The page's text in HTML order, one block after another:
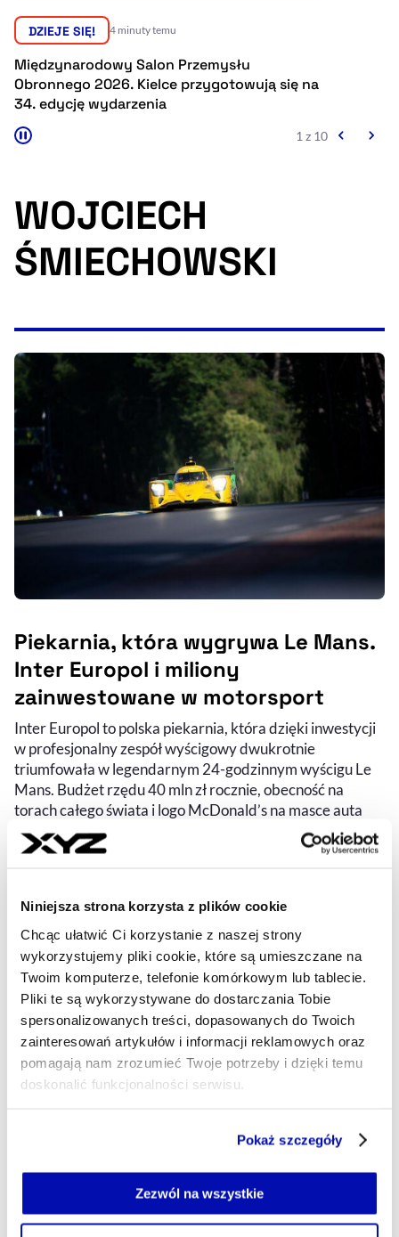
Niniejsza strona korzysta z plików cookie
Chcąc ułatwić Ci korzystanie z naszej strony
wykorzystujemy pliki cookie, które są umieszczane na
Twoim komputerze, telefonie komórkowym lub tablecie.
Pliki te są wykorzystywane do dostarczania Tobie
spersonalizowanych treści, dopasowanych do Twoich
zainteresowań artykułów i informacji reklamowych oraz
pomagają nam zrozumieć Twoje potrzeby i dzięki temu
doskonalić funkcjonalności serwisu.
Jeżeli nie wyrażasz zgody na zapisywanie plików cookie,
możesz łatwo zarządzać swoimi uprawnieniami, np. we
własnej przeglądarce internetowej lub po wybraniu opcji
Pokaż szczegóły
Zezwól na wszystkie
Ułatwienia dostępności wspierają:
Sprawdź, jak i dlaczego zwiększamy dostępność
Deklaracja dostępności, otwiera się w nowym oknie
Zgłoś problem
, otwiera się w
DZIEJE SIĘ! 4 minuty temu
Międzynarodowy Salon Przemysłu
Obronnego 2026. Kielce przygotowują się na
34. edycję wydarzenia
1 z 10
WOJCIECH
ŚMIECHOWSKI
Piekarnia, która wygrywa Le Mans.
Inter Europol i miliony
zainwestowane w motorsport
Inter Europol to polska piekarnia, która dzięki inwestycji
w profesjonalny zespół wyścigowy dwukrotnie
triumfowała w legendarnym 24-godzinnym wyścigu Le
Mans. Budżet rzędu 40 mln zł rocznie, obecność na
torach całego świata i logo McDonald’s na masce auta
pokazują, że motorsport to nie tylko pasja, ale i skuteczne
narzędzie budowania globalnej marki.